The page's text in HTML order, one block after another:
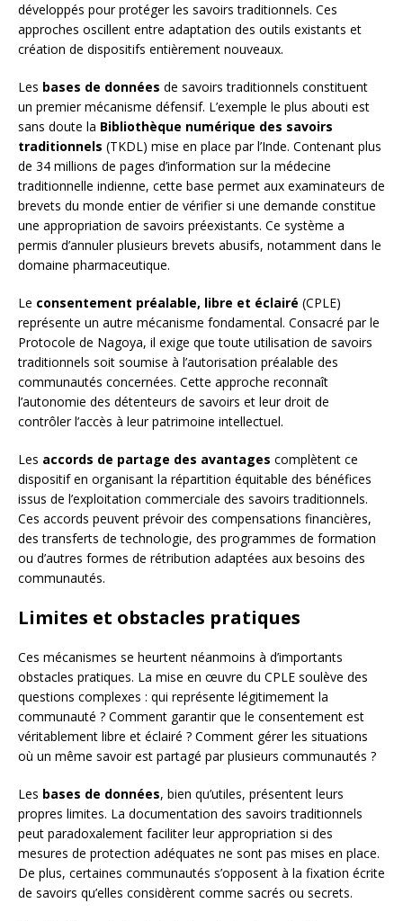
développés pour protéger les savoirs traditionnels. Ces
approches oscillent entre adaptation des outils existants et
création de dispositifs entièrement nouveaux.
Les bases de données de savoirs traditionnels constituent
un premier mécanisme défensif. L’exemple le plus abouti est
sans doute la Bibliothèque numérique des savoirs
traditionnels (TKDL) mise en place par l’Inde. Contenant plus
de 34 millions de pages d’information sur la médecine
traditionnelle indienne, cette base permet aux examinateurs de
brevets du monde entier de vérifier si une demande constitue
une appropriation de savoirs préexistants. Ce système a
permis d’annuler plusieurs brevets abusifs, notamment dans le
domaine pharmaceutique.
Le consentement préalable, libre et éclairé (CPLE)
représente un autre mécanisme fondamental. Consacré par le
Protocole de Nagoya, il exige que toute utilisation de savoirs
traditionnels soit soumise à l’autorisation préalable des
communautés concernées. Cette approche reconnaît
l’autonomie des détenteurs de savoirs et leur droit de
contrôler l’accès à leur patrimoine intellectuel.
Les accords de partage des avantages complètent ce
dispositif en organisant la répartition équitable des bénéfices
issus de l’exploitation commerciale des savoirs traditionnels.
Ces accords peuvent prévoir des compensations financières,
des transferts de technologie, des programmes de formation
ou d’autres formes de rétribution adaptées aux besoins des
communautés.
Limites et obstacles pratiques
Ces mécanismes se heurtent néanmoins à d’importants
obstacles pratiques. La mise en œuvre du CPLE soulève des
questions complexes : qui représente légitimement la
communauté ? Comment garantir que le consentement est
véritablement libre et éclairé ? Comment gérer les situations
où un même savoir est partagé par plusieurs communautés ?
Les bases de données, bien qu’utiles, présentent leurs
propres limites. La documentation des savoirs traditionnels
peut paradoxalement faciliter leur appropriation si des
mesures de protection adéquates ne sont pas mises en place.
De plus, certaines communautés s’opposent à la fixation écrite
de savoirs qu’elles considèrent comme sacrés ou secrets.